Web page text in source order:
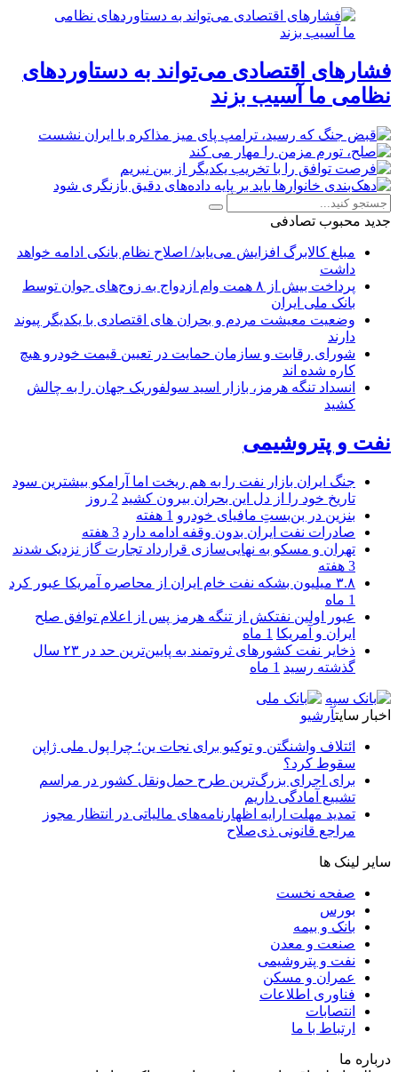
فشارهای اقتصادی می‌تواند به دستاوردهای
نظامی ما آسیب بزند
جدید محبوب تصادفی
مبلغ کالابرگ افزایش می‌یابد/ اصلاح نظام بانکی ادامه خواهد
داشت
پرداخت بیش از ۸ همت وام ازدواج به زوج‌های جوان توسط
بانک ملی ایران
وضعیت معیشت مردم و بحران های اقتصادی با یکدیگر پیوند
دارند
شورای رقابت و سازمان حمایت در تعیین قیمت خودرو هیچ
کاره شده اند
انسداد تنگه هرمز، بازار اسید سولفوریک جهان را به چالش
کشید
نفت و پتروشیمی
جنگ ایران بازار نفت را به هم ریخت اما آرامکو بیشترین سود
تاریخ خود را از دل این بحران بیرون کشید 2 روز
بنزین در بن‌بستِ مافیای خودرو 1 هفته
صادرات نفت ایران بدون وقفه ادامه دارد 3 هفته
تهران و مسکو به نهایی‌سازی قرارداد تجارت گاز نزدیک شدند
3 هفته
۳.۸ میلیون بشکه نفت خام ایران از محاصره آمریکا عبور کرد
1 ماه
عبور اولین نفتکش از تنگه هرمز پس از اعلام توافق صلح
ایران و آمریکا 1 ماه
ذخایر نفت کشورهای ثروتمند به پایین‌ترین حد در ۲۳ سال
گذشته رسید 1 ماه
اخبار سایتآرشیو
ائتلاف واشنگتن و توکیو برای نجات ین؛ چرا پول ملی ژاپن
سقوط کرد؟
برای اجرای بزرگ‌ترین طرح حمل‌ونقل کشور در مراسم
تشییع آمادگی داریم
تمدید مهلت ارایه اظهارنامه‌های مالیاتی در انتظار مجوز
مراجع قانونی ذی‌‏صلاح
سایر لینک ها
صفحه نخست
بورس
بانک و بیمه
صنعت و معدن
نفت و پتروشیمی
عمران و مسکن
فناوری اطلاعات
انتصابات
ارتباط با ما
درباره ما